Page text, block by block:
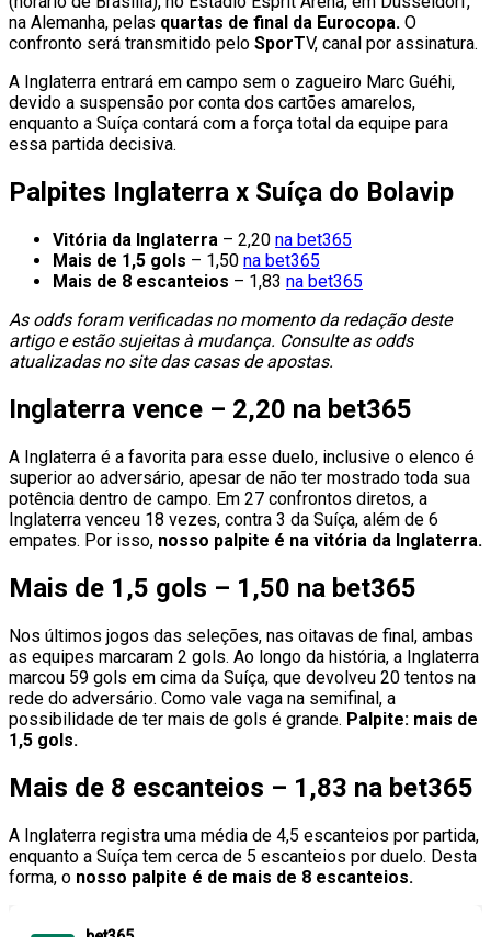
na Alemanha, pelas quartas de final da Eurocopa. O
confronto será transmitido pelo SporTV, canal por assinatura.
A Inglaterra entrará em campo sem o zagueiro Marc Guéhi,
devido a suspensão por conta dos cartões amarelos,
enquanto a Suíça contará com a força total da equipe para
essa partida decisiva.
Palpites Inglaterra x Suíça do Bolavip
Vitória da Inglaterra – 2,20 na bet365
Mais de 1,5 gols – 1,50 na bet365
Mais de 8 escanteios – 1,83 na bet365
As odds foram verificadas no momento da redação deste
artigo e estão sujeitas à mudança. Consulte as odds
atualizadas no site das casas de apostas.
Inglaterra vence – 2,20 na bet365
A Inglaterra é a favorita para esse duelo, inclusive o elenco é
superior ao adversário, apesar de não ter mostrado toda sua
potência dentro de campo. Em 27 confrontos diretos, a
Inglaterra venceu 18 vezes, contra 3 da Suíça, além de 6
empates. Por isso, nosso palpite é na vitória da Inglaterra.
Mais de 1,5 gols – 1,50 na bet365
Nos últimos jogos das seleções, nas oitavas de final, ambas
as equipes marcaram 2 gols. Ao longo da história, a Inglaterra
marcou 59 gols em cima da Suíça, que devolveu 20 tentos na
rede do adversário. Como vale vaga na semifinal, a
possibilidade de ter mais de gols é grande. Palpite: mais de
1,5 gols.
Mais de 8 escanteios – 1,83 na bet365
A Inglaterra registra uma média de 4,5 escanteios por partida,
enquanto a Suíça tem cerca de 5 escanteios por duelo. Desta
forma, o nosso palpite é de mais de 8 escanteios.